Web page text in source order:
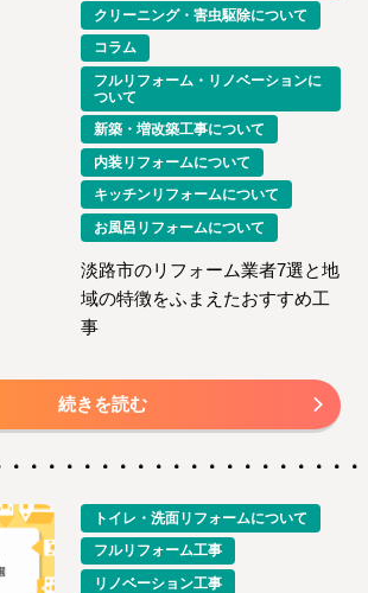
クリーニング・害虫駆除について
コラム
フルリフォーム・リノベーションに
ついて
新築・増改築工事について
内装リフォームについて
キッチンリフォームについて
お風呂リフォームについて
淡路市のリフォーム業者7選と地
域の特徴をふまえたおすすめ工
事
続きを読む
トイレ・洗面リフォームについて
フルリフォーム工事
リノベーション工事